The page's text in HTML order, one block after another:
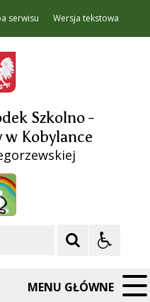
serwisu Wersja tekstowa
Szkolno -
w Kobylance
MENU GŁÓWNE